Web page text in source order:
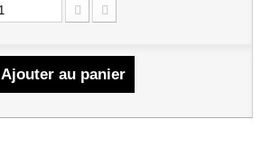
Ajouter au panier